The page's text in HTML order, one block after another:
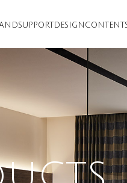
SUPPORT DESIGN